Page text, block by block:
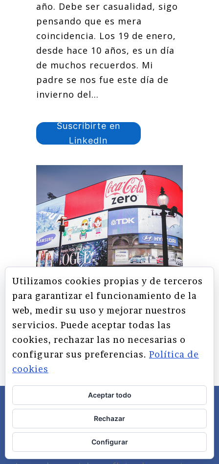
año. Debe ser casualidad, sigo
pensando que es mera
coincidencia. Los 19 de enero,
desde hace 10 años, es un día
de muchos recuerdos. Mi
padre se nos fue este día de
invierno del...
Suscribirte en
LinkedIn
Tendencias en marketing
digital
Últimas entradas
Utilizamos cookies propias y de terceros
para garantizar el funcionamiento de la
web, medir su uso y mejorar nuestros
servicios. Puede aceptar todas las
cookies, rechazar las no necesarias o
configurar sus preferencias. Política de
cookies
Aceptar todo
Rechazar
Configurar